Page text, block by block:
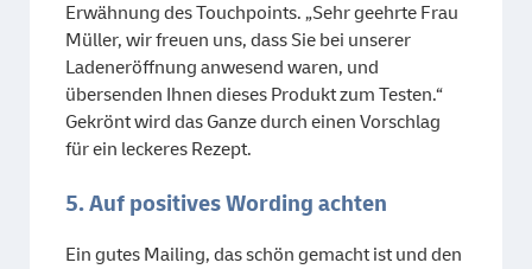
Erwähnung des Touchpoints. „Sehr geehrte Frau
Müller, wir freuen uns, dass Sie bei unserer
Ladeneröffnung anwesend waren, und
übersenden Ihnen dieses Produkt zum Testen.“
Gekrönt wird das Ganze durch einen Vorschlag
für ein leckeres Rezept.
5. Auf positives Wording achten
Ein gutes Mailing, das schön gemacht ist und den